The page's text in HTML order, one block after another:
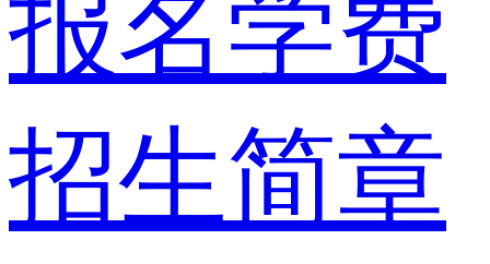
报名学费
招生简章